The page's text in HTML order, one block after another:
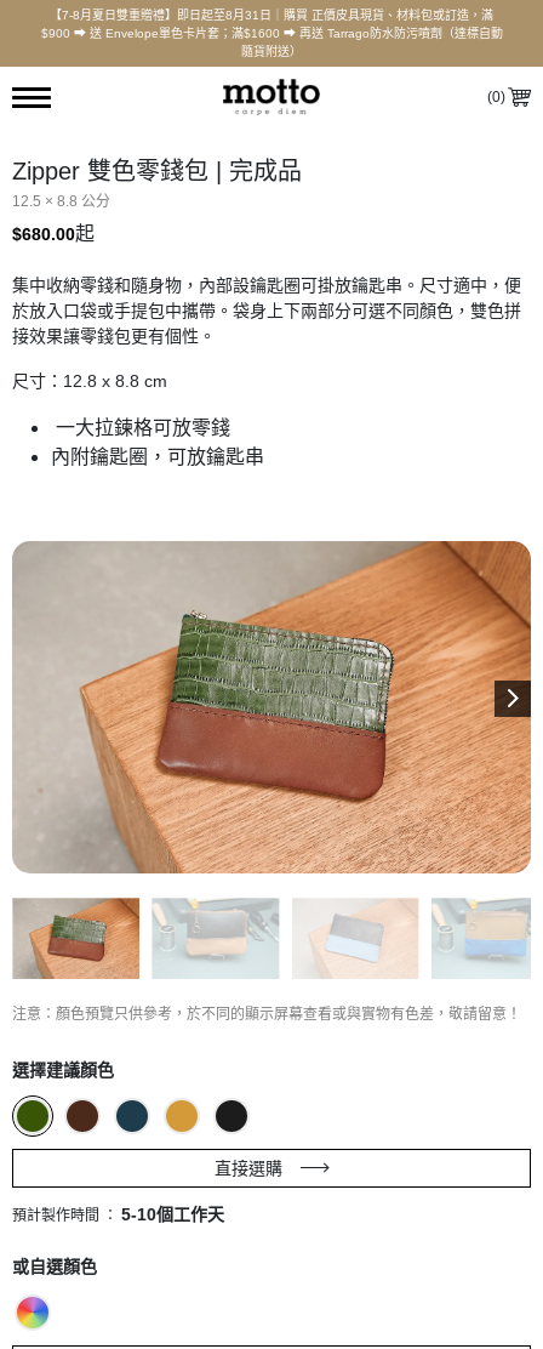
【7-8月夏日雙重贈禮】即日起至8月31日｜購買 正價皮具現貨、材料包或訂造，滿
$900 ⮕ 送 Envelope單色卡片套；滿$1600 ⮕ 再送 Tarrago防水防污噴劑（達標自動
隨貨附送）
(0)
注意：顏色預覽只供參考，於不同的顯示屏幕查看或與實物有色差，敬請留意！
Zipper 雙色零錢包 | 完成品
12.5 × 8.8 公分
$680.00起
集中收納零錢和隨身物，內部設鑰匙圈可掛放鑰匙串。尺寸適中，便
於放入口袋或手提包中攜帶。袋身上下兩部分可選不同顏色，雙色拼
接效果讓零錢包更有個性。
尺寸：12.8 x 8.8 cm
一大拉鍊格可放零錢
內附鑰匙圈，可放鑰匙串
選擇建議顏色
直接選購
預計製作時間 ： 5-10個工作天
或自選顏色